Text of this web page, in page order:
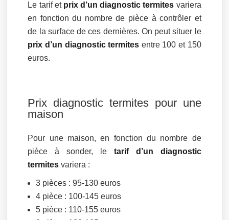
Le tarif et prix d’un diagnostic termites variera
en fonction du nombre de pièce à contrôler et
de la surface de ces dernières. On peut situer le
prix d’un diagnostic termites entre 100 et 150
euros.
Prix diagnostic termites pour une
maison
Pour une maison, en fonction du nombre de
pièce à sonder, le tarif d’un diagnostic
termites variera :
3 pièces : 95-130 euros
4 pièce : 100-145 euros
5 pièce : 110-155 euros